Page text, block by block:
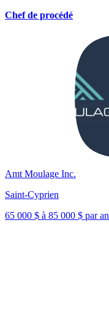
Chef de procédé
Amt Moulage Inc.
Saint-Cyprien
65 000 $ à 85 000 $ par an